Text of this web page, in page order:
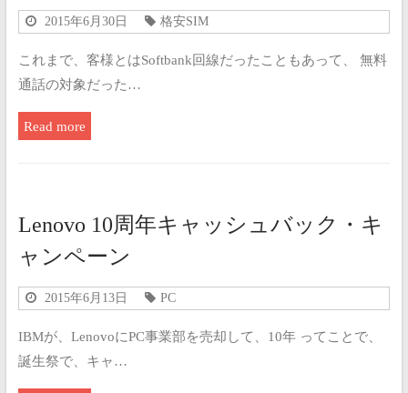
2015年6月30日 格安SIM
これまで、客様とはSoftbank回線だったこともあって、 無料
通話の対象だった…
Read more
Lenovo 10周年キャッシュバック・キ
ャンペーン
2015年6月13日 PC
IBMが、LenovoにPC事業部を売却して、10年 ってことで、
誕生祭で、キャ…